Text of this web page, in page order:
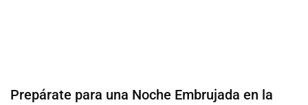
Prepárate para una Noche Embrujada en la